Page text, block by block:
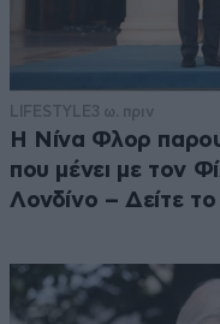
LIFESTYLE3 ω. πριν
Η Νίνα Φλορ
που μένει με τον
Λονδίνο – Δείτε το